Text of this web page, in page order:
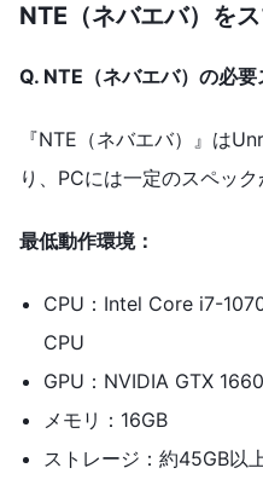
NTE（ネバエバ）を
Q. NTE（ネバエバ）の必要
『NTE（ネバエバ）』は
り、PCには一定のスペック
最低動作環境：
CPU：Intel Core i7-
CPU
GPU：NVIDIA GTX
メモリ：16GB
ストレージ：約45GB以